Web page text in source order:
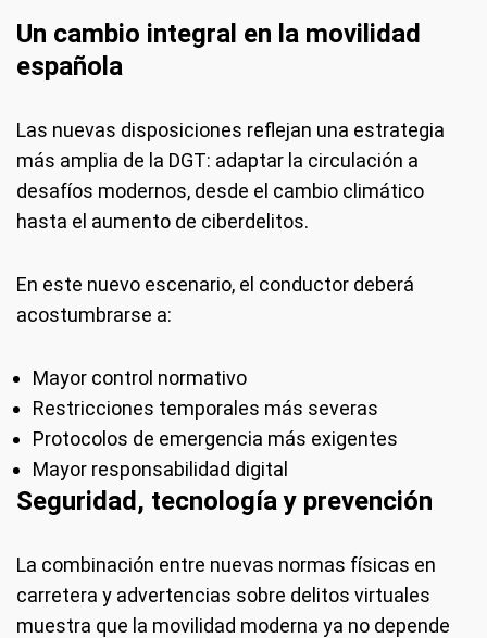
Un cambio integral en la movilidad
española
Las nuevas disposiciones reflejan una estrategia
más amplia de la DGT: adaptar la circulación a
desafíos modernos, desde el cambio climático
hasta el aumento de ciberdelitos.
En este nuevo escenario, el conductor deberá
acostumbrarse a:
Mayor control normativo
Restricciones temporales más severas
Protocolos de emergencia más exigentes
Mayor responsabilidad digital
Seguridad, tecnología y prevención
La combinación entre nuevas normas físicas en
carretera y advertencias sobre delitos virtuales
muestra que la movilidad moderna ya no depende